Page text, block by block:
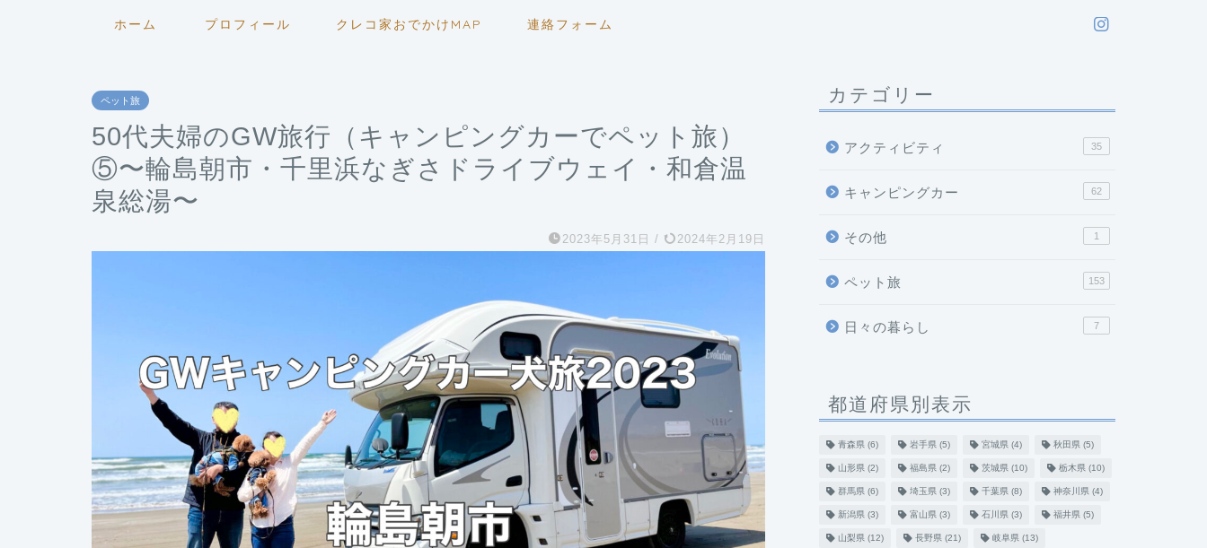
ホーム プロフィール クレコ家おでかけMAP 連絡フォーム
ペット旅
50代夫婦のGW旅行（キャンピングカーでペット旅）
⑤〜輪島朝市・千里浜なぎさドライブウェイ・和倉温
泉総湯〜
2023年5月31日 / 2024年2月19日
カテゴリー
アクティビティ 35
キャンピングカー 62
その他 1
ペット旅 153
日々の暮らし 7
都道府県別表示
青森県(6) 岩手県(5) 宮城県(4) 秋田県(5)
山形県(2) 福島県(2) 茨城県(10) 栃木県(10)
群馬県(6) 埼玉県(3) 千葉県(8) 神奈川県(4)
新潟県(3) 富山県(3) 石川県(3) 福井県(5)
山梨県(12) 長野県(21) 岐阜県(13)